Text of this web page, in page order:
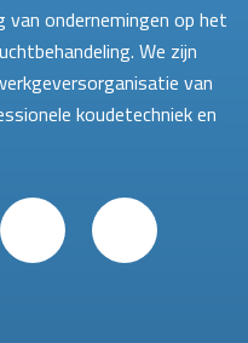
van ondernemingen op het
We zijn
van
koudetechniek en